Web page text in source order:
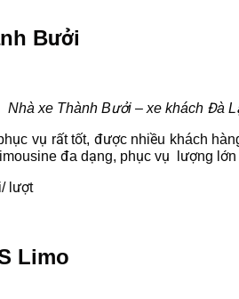
Bưởi
Nhà xe Thành Bưởi – xe khách Đà
vụ rất tốt, được nhiều khách
đa dạng, phục vụ lượng
lượt
Limo